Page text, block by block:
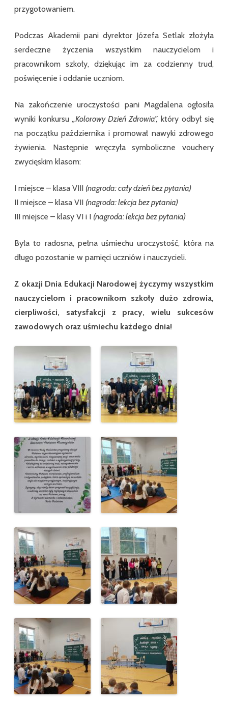
przygotowaniem.
Podczas Akademii pani dyrektor Józefa Setlak złożyła
serdeczne życzenia wszystkim nauczycielom i
pracownikom szkoły, dziękując im za codzienny trud,
poświęcenie i oddanie uczniom.
Na zakończenie uroczystości pani Magdalena ogłosiła
wyniki konkursu „Kolorowy Dzień Zdrowia”, który odbył się
na początku października i promował nawyki zdrowego
żywienia. Następnie wręczyła symboliczne vouchery
zwycięskim klasom:
I miejsce – klasa VIII (nagroda: cały dzień bez pytania)
II miejsce – klasa VII (nagroda: lekcja bez pytania)
III miejsce – klasy VI i I (nagroda: lekcja bez pytania)
Była to radosna, pełna uśmiechu uroczystość, która na
długo pozostanie w pamięci uczniów i nauczycieli.
Z okazji Dnia Edukacji Narodowej życzymy wszystkim
nauczycielom i pracownikom szkoły dużo zdrowia,
cierpliwości, satysfakcji z pracy, wielu sukcesów
zawodowych oraz uśmiechu każdego dnia!